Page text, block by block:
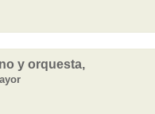
y orquesta,